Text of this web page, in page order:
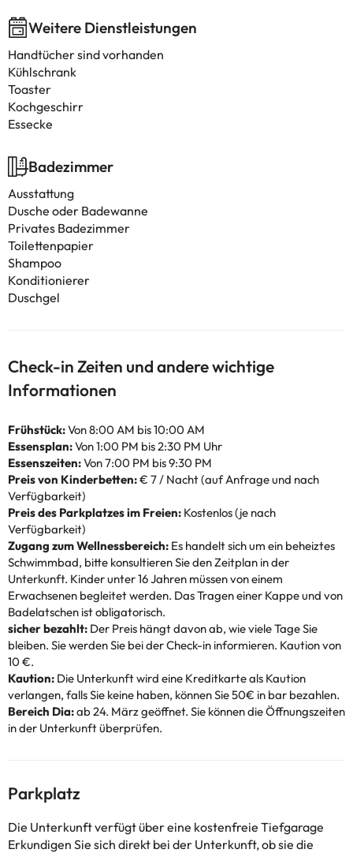
Weitere Dienstleistungen
Handtücher sind vorhanden
Kühlschrank
Toaster
Kochgeschirr
Essecke
Badezimmer
Ausstattung
Dusche oder Badewanne
Privates Badezimmer
Toilettenpapier
Shampoo
Konditionierer
Duschgel
Check-in Zeiten und andere wichtige
Informationen
Frühstück:Von 8:00 AM bis 10:00 AM
Essensplan:Von 1:00 PM bis 2:30 PM Uhr
Essenszeiten:Von 7:00 PM bis 9:30 PM
Preis von Kinderbetten:€ 7 / Nacht (auf Anfrage und nach
Verfügbarkeit)
Preis des Parkplatzes im Freien: Kostenlos (je nach
Verfügbarkeit)
Zugang zum Wellnessbereich: Es handelt sich um ein beheiztes
Schwimmbad, bitte konsultieren Sie den Zeitplan in der
Unterkunft. Kinder unter 16 Jahren müssen von einem
Erwachsenen begleitet werden. Das Tragen einer Kappe und von
Badelatschen ist obligatorisch.
sicher bezahlt: Der Preis hängt davon ab, wie viele Tage Sie
bleiben. Sie werden Sie bei der Check-in informieren. Kaution von
10 €.
Kaution: Die Unterkunft wird eine Kreditkarte als Kaution
verlangen, falls Sie keine haben, können Sie 50€ in bar bezahlen.
Bereich Dia:ab 24. März geöffnet. Sie können die Öffnungszeiten
in der Unterkunft überprüfen.
Parkplatz
Die Unterkunft verfügt über eine kostenfreie Tiefgarage
Erkundigen Sie sich direkt bei der Unterkunft, ob sie die